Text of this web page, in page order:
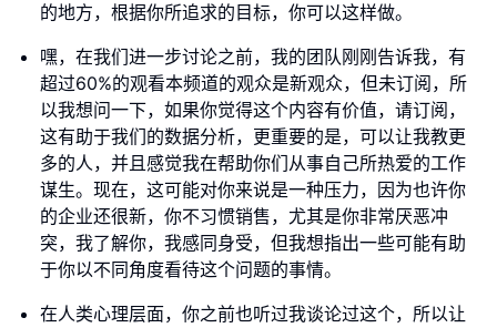
的地方，根据你所追求的目标，你可以这样做。
嘿，在我们进一步讨论之前，我的团队刚刚告诉我，有
超过60%的观看本频道的观众是新观众，但未订阅，所
以我想问一下，如果你觉得这个内容有价值，请订阅，
这有助于我们的数据分析，更重要的是，可以让我教更
多的人，并且感觉我在帮助你们从事自己所热爱的工作
谋生。现在，这可能对你来说是一种压力，因为也许你
的企业还很新，你不习惯销售，尤其是你非常厌恶冲
突，我了解你，我感同身受，但我想指出一些可能有助
于你以不同角度看待这个问题的事情。
在人类心理层面，你之前也听过我谈论过这个，所以让